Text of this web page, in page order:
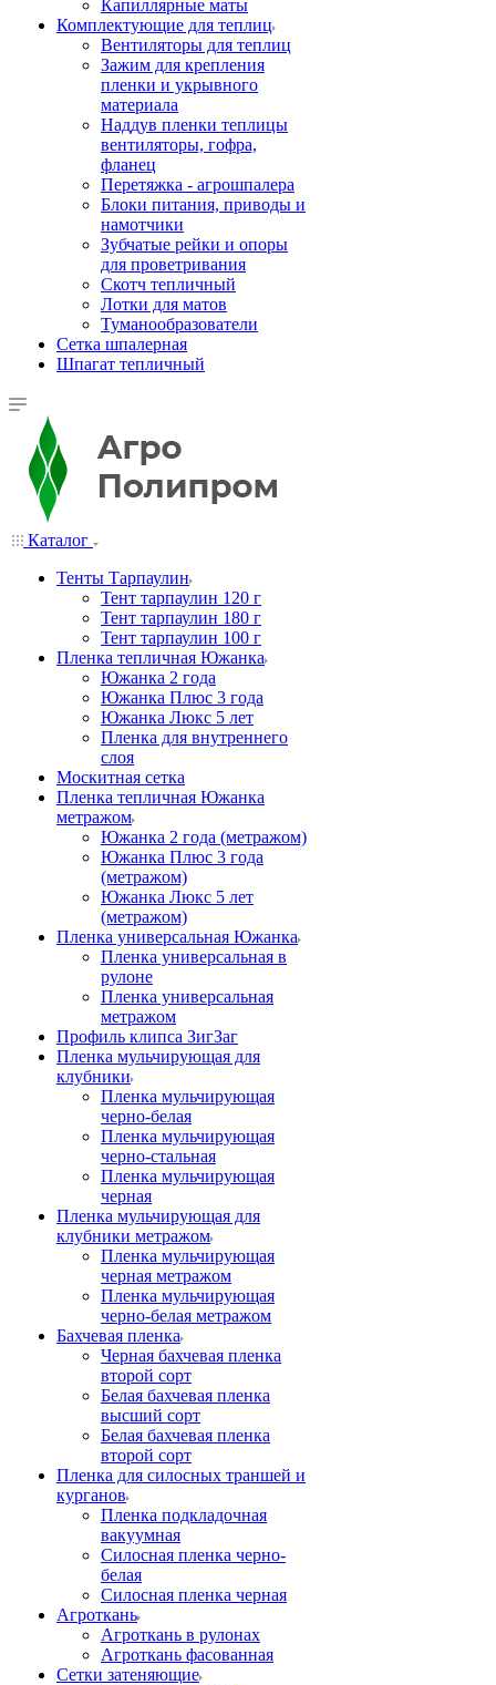
Капиллярные маты
Комплектующие для теплиц
Вентиляторы для теплиц
Зажим для крепления
пленки и укрывного
материала
Наддув пленки теплицы
вентиляторы, гофра,
фланец
Перетяжка - агрошпалера
Блоки питания, приводы и
намотчики
Зубчатые рейки и опоры
для проветривания
Скотч тепличный
Лотки для матов
Туманообразователи
Сетка шпалерная
Шпагат тепличный
Каталог
Тенты Тарпаулин
Тент тарпаулин 120 г
Тент тарпаулин 180 г
Тент тарпаулин 100 г
Пленка тепличная Южанка
Южанка 2 года
Южанка Плюс 3 года
Южанка Люкс 5 лет
Пленка для внутреннего
слоя
Москитная сетка
Пленка тепличная Южанка
метражом
Южанка 2 года (метражом)
Южанка Плюс 3 года
(метражом)
Южанка Люкс 5 лет
(метражом)
Пленка универсальная Южанка
Пленка универсальная в
рулоне
Пленка универсальная
метражом
Профиль клипса ЗигЗаг
Пленка мульчирующая для
клубники
Пленка мульчирующая
черно-белая
Пленка мульчирующая
черно-стальная
Пленка мульчирующая
черная
Пленка мульчирующая для
клубники метражом
Пленка мульчирующая
черная метражом
Пленка мульчирующая
черно-белая метражом
Бахчевая пленка
Черная бахчевая пленка
второй сорт
Белая бахчевая пленка
высший сорт
Белая бахчевая пленка
второй сорт
Пленка для силосных траншей и
курганов
Пленка подкладочная
вакуумная
Силосная пленка черно-
белая
Силосная пленка черная
Агроткань
Агроткань в рулонах
Агроткань фасованная
Сетки затеняющие